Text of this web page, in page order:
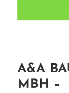
A&A
MBH –